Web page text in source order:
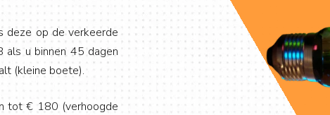
deze op de verkeerde
u binnen 45 dagen
(kleine boete).
tot € 180 (verhoogde